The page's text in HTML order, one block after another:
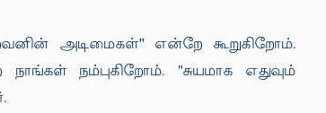
அடிமைகள்'' என்றே கூறுகிறோம்.
நம்புகிறோம். "சுயமாக எதுவும்